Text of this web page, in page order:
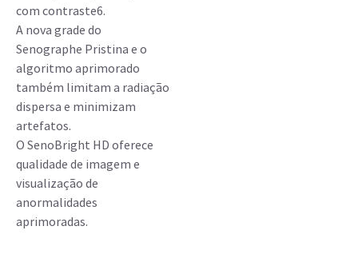
com contraste6.
A nova grade do
Senographe Pristina e o
algoritmo aprimorado
também limitam a radiação
dispersa e minimizam
artefatos.
O SenoBright HD oferece
qualidade de imagem e
visualização de
anormalidades
aprimoradas.